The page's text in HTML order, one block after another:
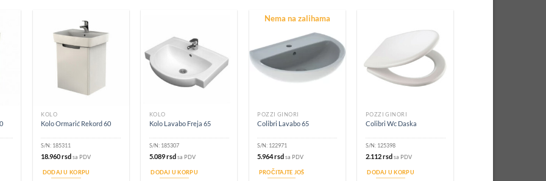
KOLO
Kolo Ormarić Rekord 60
S/N: 185311
18.960rsd sa PDV
DODAJ U KORPU
KOLO
Kolo Lavabo Freja 65
S/N: 185307
5.089rsdsa PDV
DODAJ U KORPU
Nema na zalihama
POZZI GINORI
Colibri Lavabo 65
S/N: 122971
5.964rsd sa PDV
PROČITAJTE JOŠ
POZZI GINORI
Colibri Wc Daska
S/N: 125398
2.112rsdsa PDV
DODAJ U KORPU